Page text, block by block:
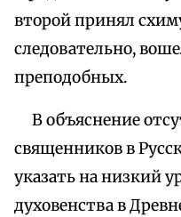
второй принял
следовательно,
преподобных.
В объяснение
священников в
указать на низкий
духовенства в